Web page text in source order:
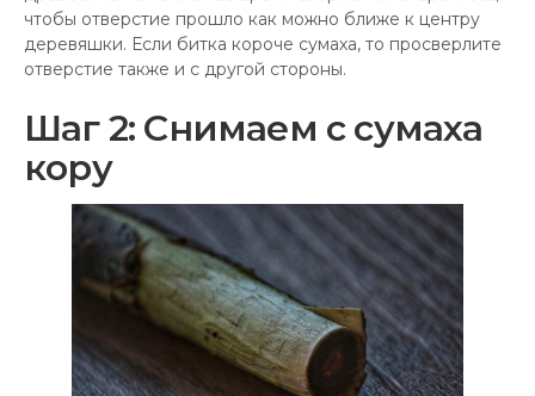
чтобы отверстие прошло как можно ближе к центру
деревяшки. Если битка короче сумаха, то просверлите
отверстие также и с другой стороны.
Шаг 2: Снимаем с сумаха
кору